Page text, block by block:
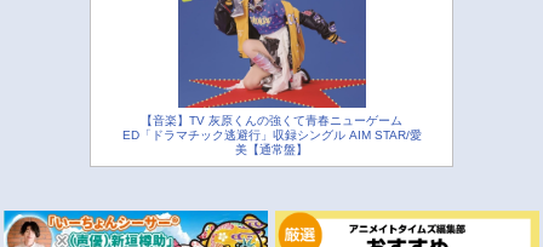
【音楽】TV 灰原くんの強くて青春ニューゲーム
ED「ドラマチック逃避行」収録シングル AIM STAR/愛
美【通常盤】